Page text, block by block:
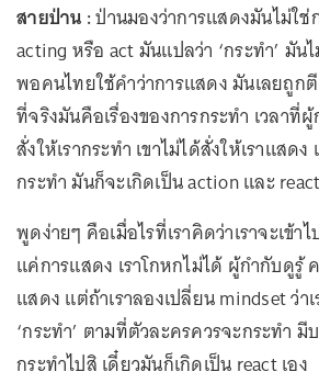
สายป่าน :ป่านมองว่าการแสดงมันไม่ใช่
acting หรือ act มันแปลว่า ‘กระทำ’ มัน
พอคนไทยใช้คำว่าการแสดง มันเลยถูก
ที่จริงมันคือเรื่องของการกระทำ เวลาที่
สั่งให้เรากระทำ เขาไม่ได้สั่งให้เราแสดง
กระทำ มันก็จะเกิดเป็น action และ
พูดง่ายๆ คือเมื่อไรที่เราคิดว่าเราจะเข้า
แค่การแสดง เราโกหกไม่ได้ ผู้กำกับดูรู้
แสดง แต่ถ้าเราลองเปลี่ยน mindset ว่าเ
‘กระทำ’ ตามที่ตัวละครควรจะกระทำ มี
กระทำไปสิ เดี๋ยวมันก็เกิดเป็น react เอง